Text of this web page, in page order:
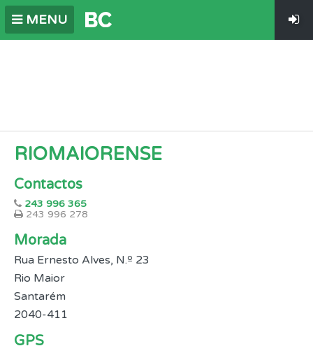
MENU
RIOMAIORENSE
Contactos
243 996 365
243 996 278
Morada
Rua Ernesto Alves, N.º 23
Rio Maior
Santarém
2040-411
GPS